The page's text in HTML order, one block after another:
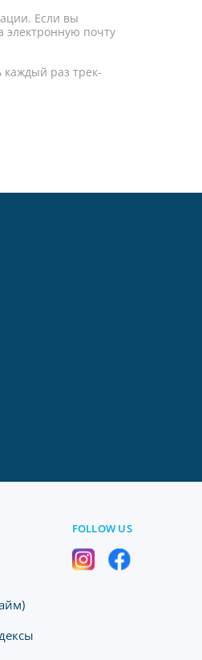
Если вы
электронную почту
каждый раз трек-
FOLLOW US